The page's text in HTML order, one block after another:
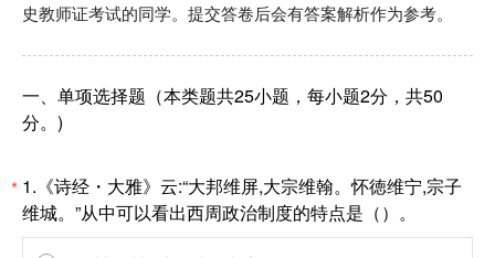
史教师证考试的同学。提交答卷后会有答案解析作为参考。
一、单项选择题（本类题共25小题，每小题2分，共50
分。)
* 1.《诗经・大雅》云:“大邦维屏,大宗维翰。怀徳维宁,宗子
维城。”从中可以看出西周政治制度的特点是（）。